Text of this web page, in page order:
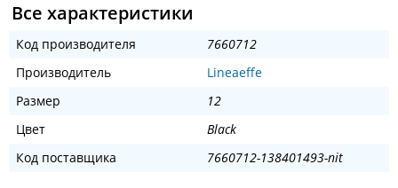
Все характеристики
Код производителя
7660712
Производитель
Lineaeffe
Размер
12
Цвет
Black
Код поставщика
7660712-138401493-nit